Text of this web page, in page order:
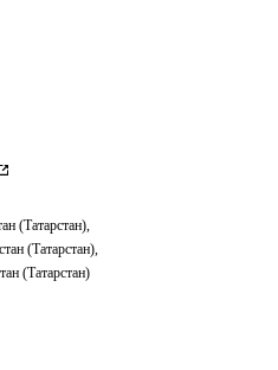
(Татарстан),
(Татарстан),
(Татарстан)